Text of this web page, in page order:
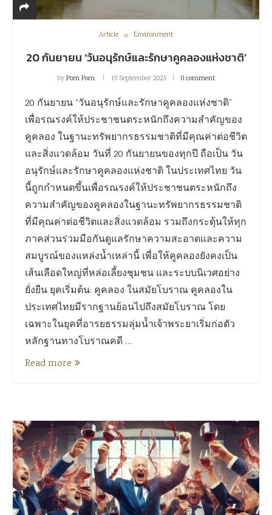
Article Environment
20 กันยายน ‘วันอนุรักษ์และรักษาคูคลองแห่งชาติ’
byPom Pom 19 September 2025 0 comment
20 กันยายน “วันอนุรักษ์และรักษาคูคลองแห่งชาติ”
เพื่อรณรงค์ให้ประชาชนตระหนักถึงความสำคัญของ
คูคลอง ในฐานะทรัพยากรธรรมชาติที่มีคุณค่าต่อชีวิต
และสิ่งแวดล้อม วันที่ 20 กันยายนของทุกปี ถือเป็น วัน
อนุรักษ์และรักษาคูคลองแห่งชาติ ในประเทศไทย วัน
นี้ถูกกำหนดขึ้นเพื่อรณรงค์ให้ประชาชนตระหนักถึง
ความสำคัญของคูคลองในฐานะทรัพยากรธรรมชาติ
ที่มีคุณค่าต่อชีวิตและสิ่งแวดล้อม รวมถึงกระตุ้นให้ทุก
ภาคส่วนร่วมมือกันดูแลรักษาความสะอาดและความ
สมบูรณ์ของแหล่งน้ำเหล่านี้ เพื่อให้คูคลองยังคงเป็น
เส้นเลือดใหญ่ที่หล่อเลี้ยงชุมชน และระบบนิเวศอย่าง
ยั่งยืน ยุคเริ่มต้น: คูคลอง ในสมัยโบราณ คูคลองใน
ประเทศไทยมีรากฐานย้อนไปถึงสมัยโบราณ โดย
เฉพาะในยุคที่อารยธรรมลุ่มน้ำเจ้าพระยาเริ่มก่อตัว
หลักฐานทางโบราณคดี …
Read more